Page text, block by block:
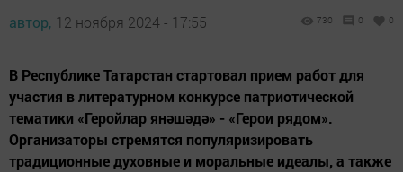
автор, 12 ноября 2024 - 17:55 730 0 0
В Республике Татарстан стартовал прием работ для
участия в литературном конкурсе патриотической
тематики «Геройлар янәшәдә» - «Герои рядом».
Организаторы стремятся популяризировать
традиционные духовные и моральные идеалы, а также